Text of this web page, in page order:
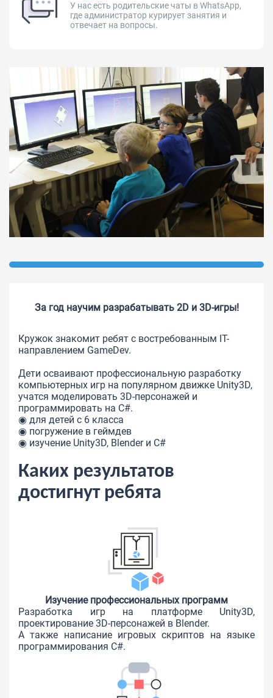
У нас есть родительские чаты в WhatsApp,
где администратор курирует занятия и
отвечает на вопросы.
За год научим разрабатывать 2D и 3D-игры!
Кружок знакомит ребят с востребованным IT-
направлением GameDev.
Дети осваивают профессиональную разработку
компьютерных игр на популярном движке Unity3D,
учатся моделировать 3D-персонажей и
программировать на C#.
◉ для детей с 6 класса
◉ погружение в геймдев
◉ изучение Unity3D, Blender и C#
Каких результатов
достигнут ребята
Изучение профессиональных программ
Разработка игр на платформе Unity3D,
проектирование 3D-персонажей в Blender.
А также написание игровых скриптов на языке
программирования C#.